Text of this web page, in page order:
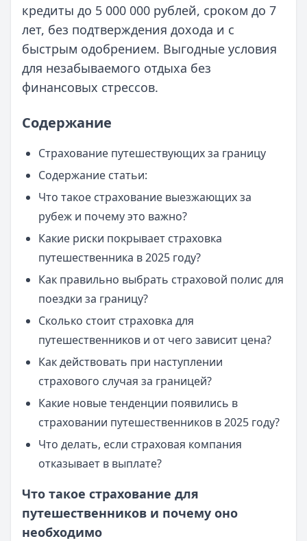
кредиты до 5 000 000 рублей, сроком до 7
лет, без подтверждения дохода и с
быстрым одобрением. Выгодные условия
для незабываемого отдыха без
финансовых стрессов.
Содержание
Страхование путешествующих за границу
Содержание статьи:
Что такое страхование выезжающих за
рубеж и почему это важно?
Какие риски покрывает страховка
путешественника в 2025 году?
Как правильно выбрать страховой полис для
поездки за границу?
Сколько стоит страховка для
путешественников и от чего зависит цена?
Как действовать при наступлении
страхового случая за границей?
Какие новые тенденции появились в
страховании путешественников в 2025 году?
Что делать, если страховая компания
отказывает в выплате?
Что такое страхование для
путешественников и почему оно
необходимо